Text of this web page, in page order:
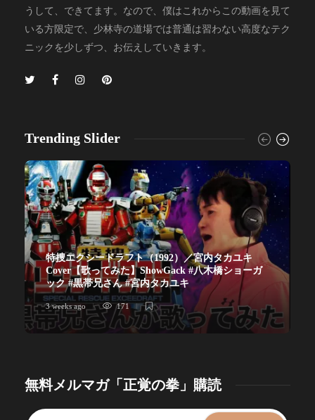
うして、できてます。なので、僕はこれからこの動画を見て
いる方限定で、少林寺の道場では普通は習わない高度なテク
ニックを少しずつ、お伝えしていきます。
Trending Slider
特捜エクシードラフト（1992）／宮内タカユキ
Cover【歌ってみた】ShowGack #八木橋ショーガ
ック #黒帯兄さん #宮内タカユキ
3 weeks ago 171
無料メルマガ「正覚の拳」購読